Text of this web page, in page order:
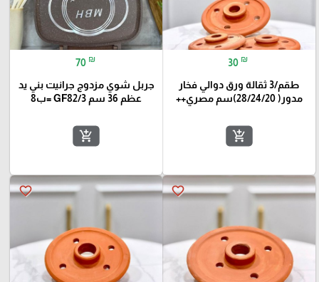
30 ₪
طقم/3 ثقالة ورق دوالي فخار
مدور( 28/24/20)سم مصري++
add_shopping_cart
70 ₪
جربل شوي مزدوج جرانيت بني يد
عظم 36 سم GF82/3 =ب8
add_shopping_cart
favorite_border
favorite_border